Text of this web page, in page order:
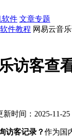
软件 文章专题
软件教程 网易云音
访客查
新时间：2025-11-25
访客记录？作为国